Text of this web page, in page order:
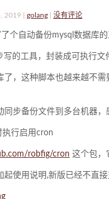
2019 | golang 没有评论
个自动备份mysql数据库
写的工具，封装成可执行
了，这种脚本也越来越不
同步备份文件到多台机器
执行启用cron
robfig/cron 这个包，
起使用说明,新版已经不直